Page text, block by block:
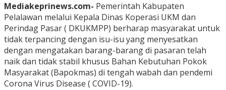
Mediakeprinews.com- Pemerintah Kabupaten
Pelalawan melalui Kepala Dinas Koperasi UKM dan
Perindag Pasar ( DKUKMPP) berharap masyarakat untuk
tidak terpancing dengan isu-isu yang menyesatkan
dengan mengatakan barang-barang di pasaran telah
naik dan tidak stabil khusus Bahan Kebutuhan Pokok
Masyarakat (Bapokmas) di tengah wabah dan pendemi
Corona Virus Disease ( COVID-19).